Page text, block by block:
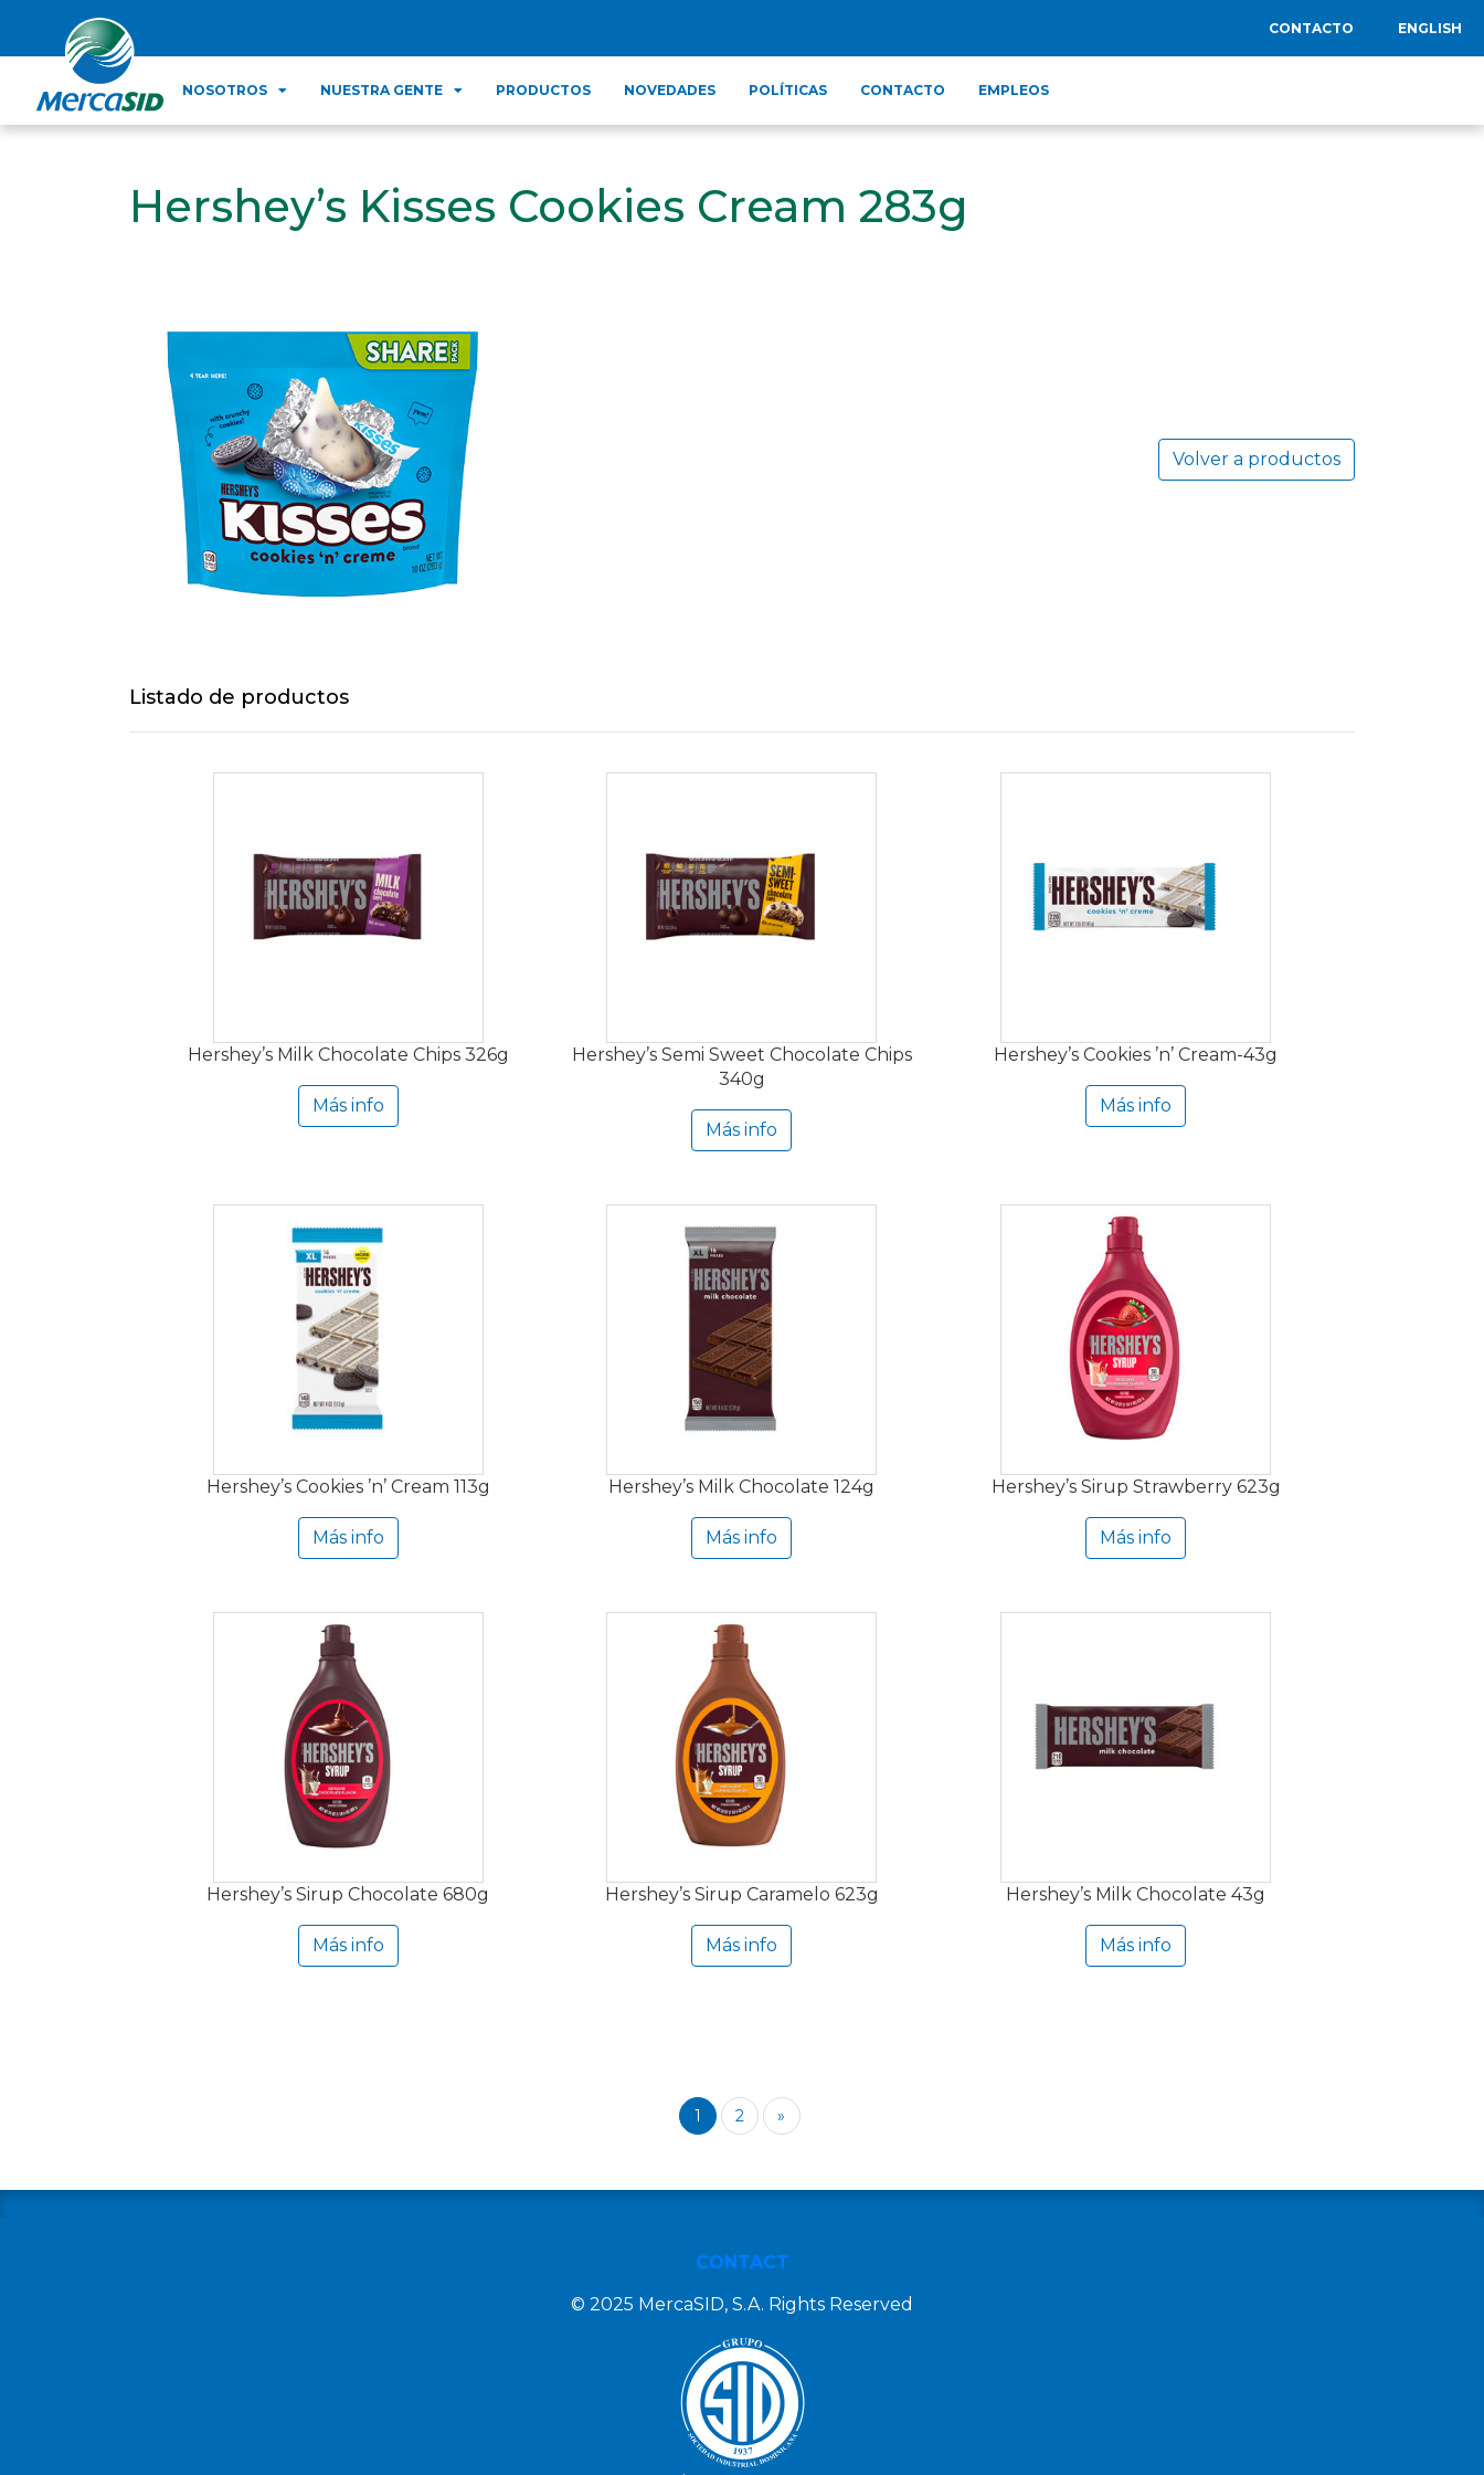
CONTACTO ENGLISH
NOSOTROS NUESTRA GENTE PRODUCTOS NOVEDADES POLÍTICAS CONTACTO EMPLEOS
Hershey’s Kisses Cookies Cream 283g
Volver a productos
Listado de productos
Hershey’s Milk Chocolate Chips 326g
Más info
Hershey’s Semi Sweet Chocolate Chips
340g
Más info
Hershey’s Cookies ’n’ Cream-43g
Más info
Hershey’s Cookies ’n’ Cream 113g
Más info
Hershey’s Milk Chocolate 124g
Más info
Hershey’s Sirup Strawberry 623g
Más info
Hershey’s Sirup Chocolate 680g
Más info
Hershey’s Sirup Caramelo 623g
Más info
Hershey’s Milk Chocolate 43g
Más info
1 2 »
CONTACT
© 2025 MercaSID, S.A. Rights Reserved